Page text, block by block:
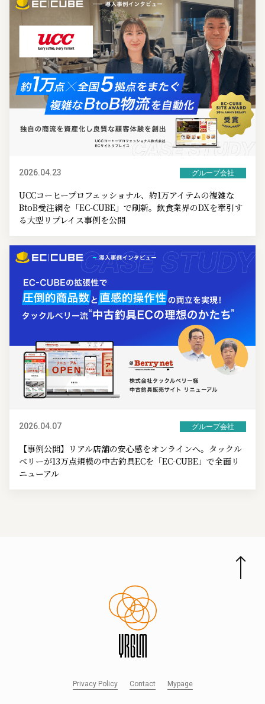
2026.04.23 グループ会社
UCCコーヒープロフェッショナル、約1万アイテムの複雑な
BtoB受注網を「EC-CUBE」で刷新。飲食業界のDXを牽引す
る大型リプレイス事例を公開
2026.04.07 グループ会社
【事例公開】リアル店舗の安心感をオンラインへ。タックル
ベリーが13万点規模の中古釣具ECを「EC-CUBE」で全面リ
ニューアル
Privacy Policy Contact Mypage